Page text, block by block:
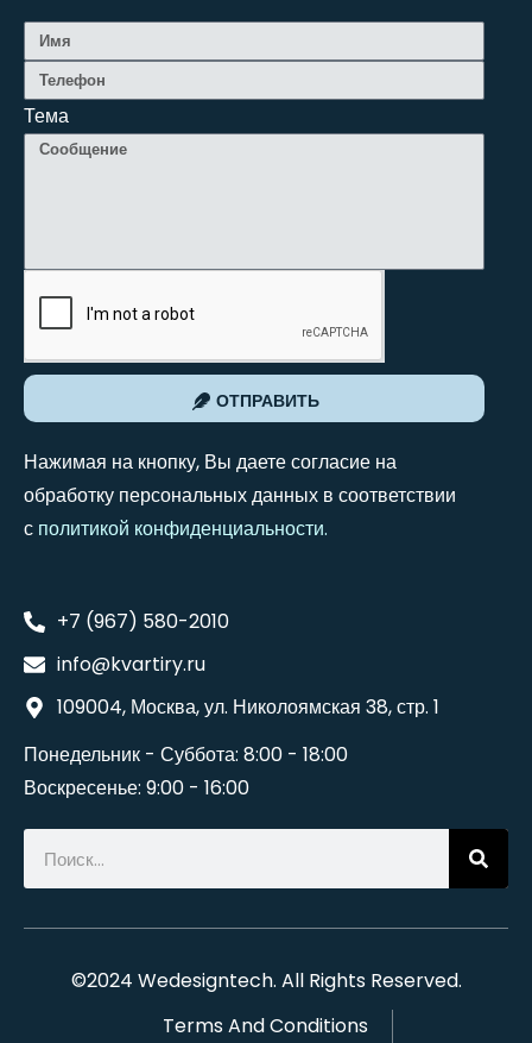
Тема
ОТПРАВИТЬ
Нажимая на кнопку, Вы даете согласие на
обработку персональных данных в соответствии
с политикой конфиденциальности.
+7 (967) 580-2010
info@kvartiry.ru
109004, Москва, ул. Николоямская 38, стр. 1
Понедельник - Суббота: 8:00 - 18:00
Воскресенье: 9:00 - 16:00
©2024 Wedesigntech. All Rights Reserved.
Terms And Conditions